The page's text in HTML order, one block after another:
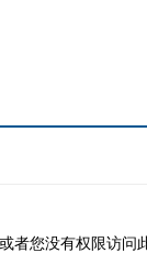
者您没有权限访问